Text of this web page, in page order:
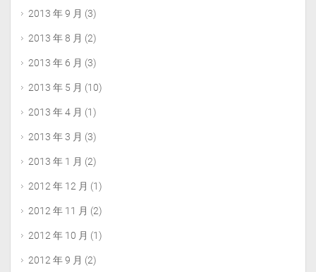
2013 年 9 月 (3)
2013 年 8 月 (2)
2013 年 6 月 (3)
2013 年 5 月 (10)
2013 年 4 月 (1)
2013 年 3 月 (3)
2013 年 1 月 (2)
2012 年 12 月 (1)
2012 年 11 月 (2)
2012 年 10 月 (1)
2012 年 9 月 (2)